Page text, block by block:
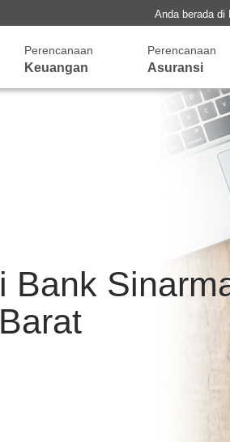
Anda berada di
Perencanaan
Keuangan
Perencanaan
Asuransi
Bank